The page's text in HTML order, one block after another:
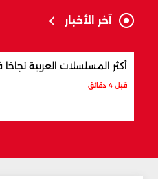
آخر الأخبار
أكثر المسلسلات العربية
قبل 4 دقائق